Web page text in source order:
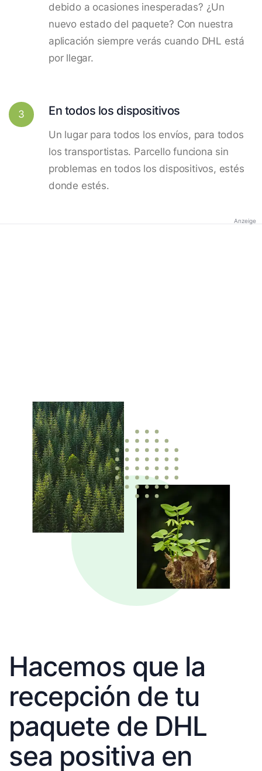
debido a ocasiones inesperadas? ¿Un
nuevo estado del paquete? Con nuestra
aplicación siempre verás cuando DHL está
por llegar.
3 En todos los dispositivos
Un lugar para todos los envíos, para todos
los transportistas. Parcello funciona sin
problemas en todos los dispositivos, estés
donde estés.
Anzeige
Hacemos que la
recepción de tu
paquete de DHL
sea positiva en